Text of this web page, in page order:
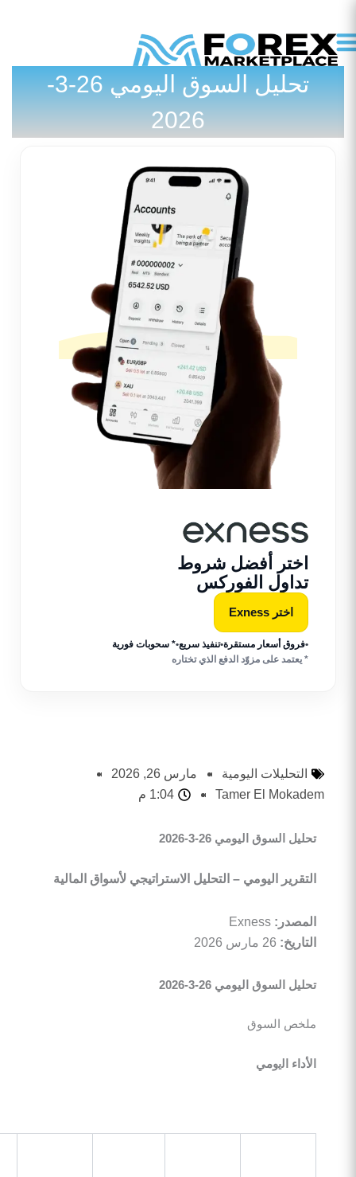
تحليل السوق اليومي 26-3-
2026
أفضل شروط
الفوركس
أسعار مستقرة•تنفيذ سريع•* سحوبات فورية
على مزوّد الدفع الذي تختاره
اليومية
مارس 26, 2026
Tamer El
1:04 م
اليومي 26-3-2026
اليومي– التحليل الاستراتيجي لأسواق المالية
2026
اليومي 26-3-2026
السوق